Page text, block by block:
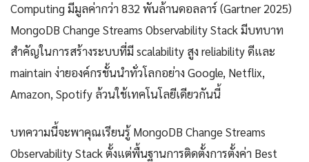
Computing มีมูลค่ากว่า 832 พันล้านดอลลาร์ (Gartner 2025)
MongoDB Change Streams Observability Stack มีบทบาท
สำคัญในการสร้างระบบที่มี scalability สูง reliability ดีและ
maintain ง่ายองค์กรชั้นนำทั่วโลกอย่าง Google, Netflix,
Amazon, Spotify ล้วนใช้เทคโนโลยีเดียวกันนี้
บทความนี้จะพาคุณเรียนรู้ MongoDB Change Streams
Observability Stack ตั้งแต่พื้นฐานการติดตั้งการตั้งค่า Best